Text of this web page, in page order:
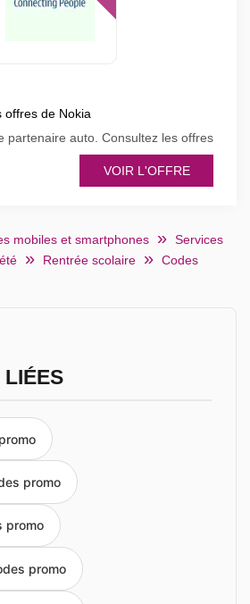
offres de Nokia
partenaire auto. Consultez les offres
VOIR L'OFFRE
mobiles et smartphones
Services
Rentrée scolaire
Codes
promo
promo
promo